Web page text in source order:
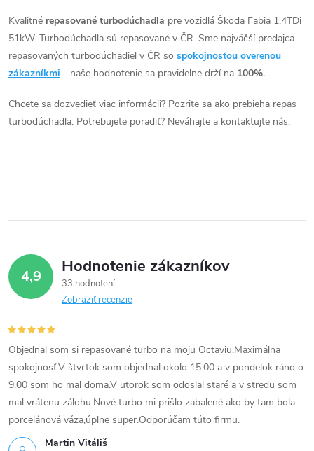
t
o
v
o
v
v
l
á
d
e
p
r
v
k
y
v
ý
Kvalitné repasované turbodúchadla pre vozidlá Škoda Fabia 1.4TDi
51kW. Turbodúchadla sú repasované v ČR. Sme najväčší predajca
repasovaných turbodúchadiel v ČR so spokojnosťou overenou
zákazníkmi - naše hodnotenie sa pravidelne drží na 100%.
Chcete sa dozvedieť viac informácii? Pozrite sa ako prebieha repas
turbodúchadla. Potrebujete poradiť? Neváhajte a kontaktujte nás.
4,9 Hodnotenie zákazníkov
33 hodnotení
Zobraziť recenzie
Martin Vitáliš
Objednal som si repasované turbo na moju Octaviu.Maximálna
spokojnosť.V štvrtok som objednal okolo 15.00 a v pondelok ráno o
9.00 som ho mal doma.V utorok som odoslal staré a v stredu som
mal vrátenu zálohu.Nové turbo mi prišlo zabalené ako by tam bola
porcelánová váza,úplne super.Odporúčam túto firmu.